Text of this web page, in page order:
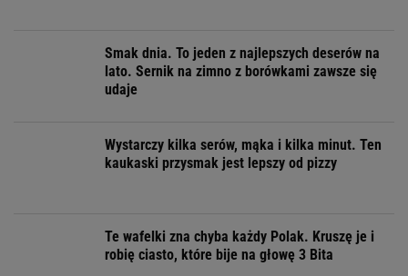
Smak dnia. To jeden z najlepszych deserów na
lato. Sernik na zimno z borówkami zawsze się
udaje
Wystarczy kilka serów, mąka i kilka minut. Ten
kaukaski przysmak jest lepszy od pizzy
Te wafelki zna chyba każdy Polak. Kruszę je i
robię ciasto, które bije na głowę 3 Bita